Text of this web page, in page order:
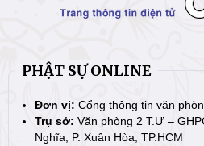
PHẬT SỰ ONLINE
Đơn vị: Cổng thông tin văn
Trụ sở: Văn phòng 2 T.Ư –
Nghĩa, P. Xuân Hòa, TP.HCM